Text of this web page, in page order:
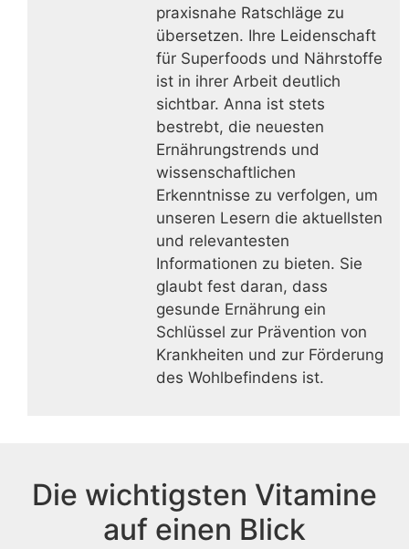
praxisnahe Ratschläge zu
übersetzen. Ihre Leidenschaft
für Superfoods und Nährstoffe
ist in ihrer Arbeit deutlich
sichtbar. Anna ist stets
bestrebt, die neuesten
Ernährungstrends und
wissenschaftlichen
Erkenntnisse zu verfolgen, um
unseren Lesern die aktuellsten
und relevantesten
Informationen zu bieten. Sie
glaubt fest daran, dass
gesunde Ernährung ein
Schlüssel zur Prävention von
Krankheiten und zur Förderung
des Wohlbefindens ist.
Die wichtigsten Vitamine
auf einen Blick